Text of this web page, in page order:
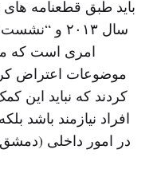
امری است که
موضوعات اعتراض
کردند که نباید این
افراد نیازمند باشد
در امور داخلی